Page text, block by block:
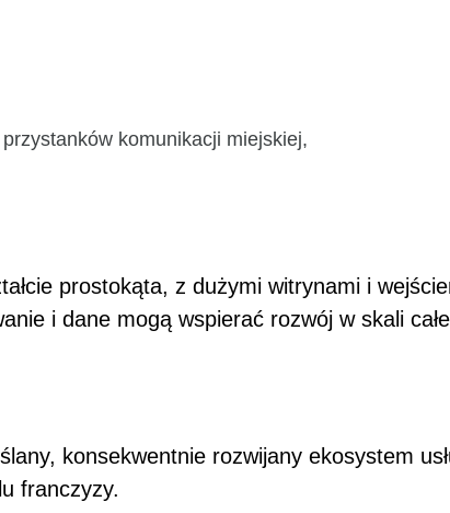
komunikacji miejskiej,
prostokąta, z dużymi witrynami i
i dane mogą wspierać rozwój w skali
konsekwentnie rozwijany ekosystem
franczyzy.